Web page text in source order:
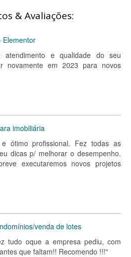
& Avaliações:
Elementor
atendimento e qualidade do seu
novamente em 2023 para novos
imobiliária
ótimo profissional. Fez todas as
dicas p/ melhorar o desempenho.
executaremos novos projetos
venda de lotes
tudo oque a empresa pediu, com
que faltam!! Recomendo !!!"